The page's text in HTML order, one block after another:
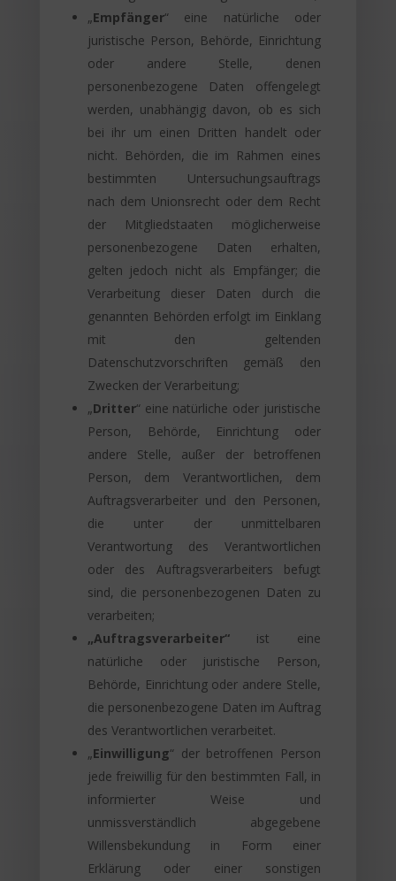
„Empfänger“ eine natürliche oder
juristische Person, Behörde, Einrichtung
oder andere Stelle, denen
personenbezogene Daten offengelegt
werden, unabhängig davon, ob es sich
bei ihr um einen Dritten handelt oder
nicht. Behörden, die im Rahmen eines
bestimmten Untersuchungsauftrags
nach dem Unionsrecht oder dem Recht
der Mitgliedstaaten möglicherweise
personenbezogene Daten erhalten,
gelten jedoch nicht als Empfänger; die
Verarbeitung dieser Daten durch die
genannten Behörden erfolgt im Einklang
mit den geltenden
Datenschutzvorschriften gemäß den
Zwecken der Verarbeitung;
„Dritter“ eine natürliche oder juristische
Person, Behörde, Einrichtung oder
andere Stelle, außer der betroffenen
Person, dem Verantwortlichen, dem
Auftragsverarbeiter und den Personen,
die unter der unmittelbaren
Verantwortung des Verantwortlichen
oder des Auftragsverarbeiters befugt
sind, die personenbezogenen Daten zu
verarbeiten;
„Auftragsverarbeiter“ist eine
natürliche oder juristische Person,
Behörde, Einrichtung oder andere Stelle,
die personenbezogene Daten im Auftrag
des Verantwortlichen verarbeitet.
„Einwilligung“ der betroffenen Person
jede freiwillig für den bestimmten Fall, in
informierter Weise und
unmissverständlich abgegebene
Willensbekundung in Form einer
Erklärung oder einer sonstigen